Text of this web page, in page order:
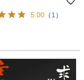
5.00 （1 ）